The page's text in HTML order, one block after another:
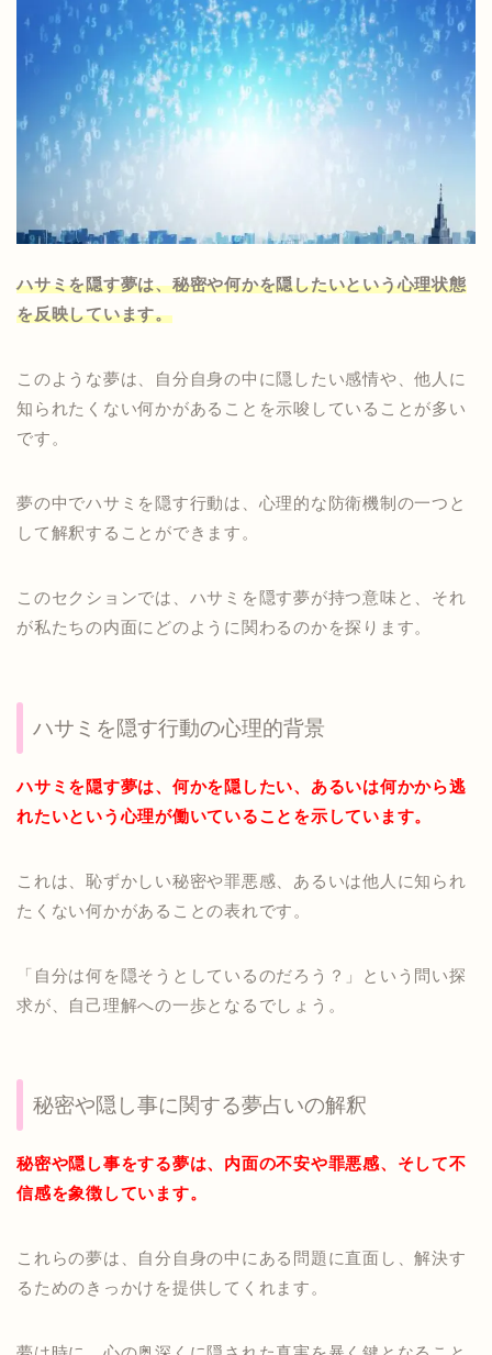
ハサミを隠す夢は、秘密や何かを隠したいという心理状態
を反映しています。
このような夢は、自分自身の中に隠したい感情や、他人に
知られたくない何かがあることを示唆していることが多い
です。
夢の中でハサミを隠す行動は、心理的な防衛機制の一つと
して解釈することができます。
このセクションでは、ハサミを隠す夢が持つ意味と、それ
が私たちの内面にどのように関わるのかを探ります。
ハサミを隠す行動の心理的背景
ハサミを隠す夢は、何かを隠したい、あるいは何かから逃
れたいという心理が働いていることを示しています。
これは、恥ずかしい秘密や罪悪感、あるいは他人に知られ
たくない何かがあることの表れです。
「自分は何を隠そうとしているのだろう？」という問い探
求が、自己理解への一歩となるでしょう。
秘密や隠し事に関する夢占いの解釈
秘密や隠し事をする夢は、内面の不安や罪悪感、そして不
信感を象徴しています。
これらの夢は、自分自身の中にある問題に直面し、解決す
るためのきっかけを提供してくれます。